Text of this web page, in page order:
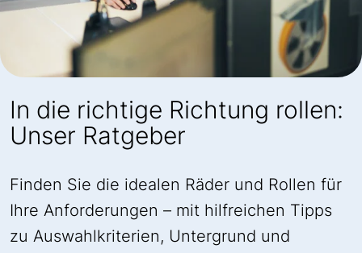
In die richtige Richtung rollen:
Unser Ratgeber
Finden Sie die idealen Räder und Rollen für
Ihre Anforderungen – mit hilfreichen Tipps
zu Auswahlkriterien, Untergrund und